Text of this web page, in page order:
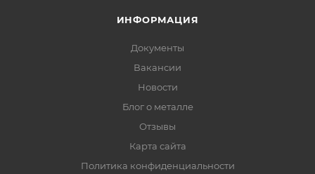
ИНФОРМАЦИЯ
Документы
Вакансии
Новости
Блог о металле
Отзывы
Карта сайта
Политика конфиденциальности